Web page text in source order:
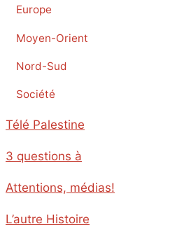
Europe
Moyen-Orient
Nord-Sud
Société
Télé Palestine
3 questions à
Attentions, médias!
L’autre Histoire